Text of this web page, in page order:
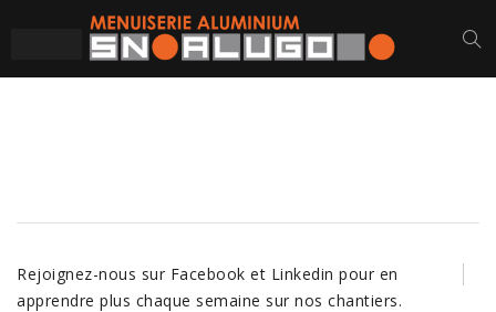
Rejoignez-nous sur Facebook et Linkedin pour en
apprendre plus chaque semaine sur nos chantiers.